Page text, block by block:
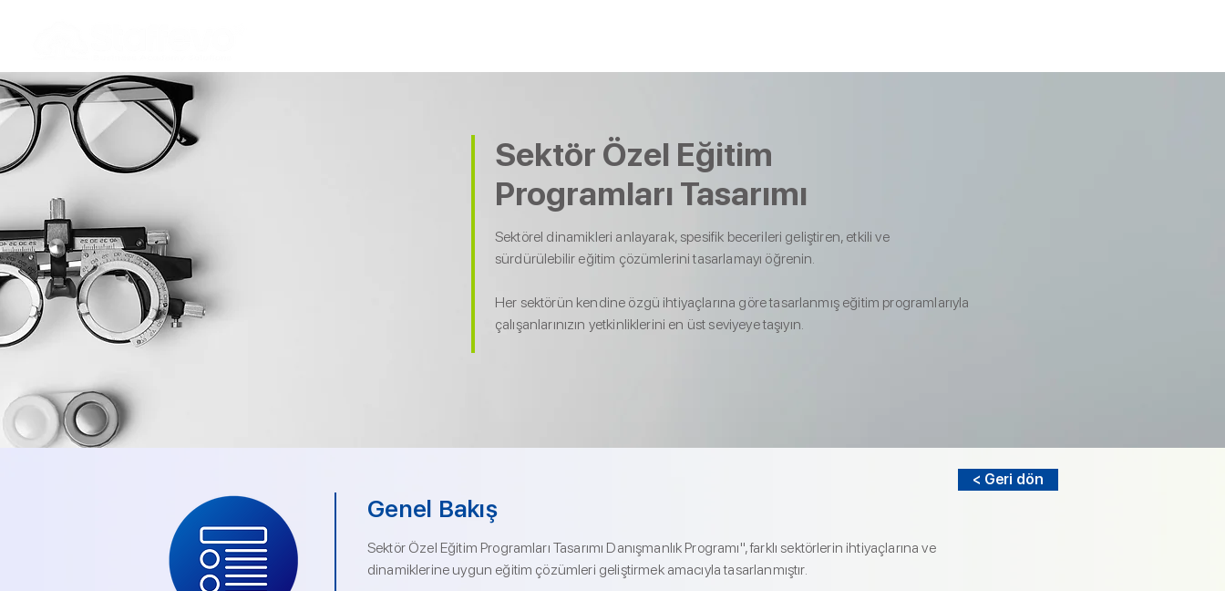
Sektör Özel Eğitim
Programları Tasarımı
Sektörel dinamikleri anlayarak, spesifik becerileri geliştiren, etkili ve
sürdürülebilir eğitim çözümlerini tasarlamayı öğrenin.
Her sektörün kendine özgü ihtiyaçlarına göre tasarlanmış eğitim programlarıyla
çalışanlarınızın yetkinliklerini en üst seviyeye taşıyın.
Genel Bakış
< Geri dön
Sektör Özel Eğitim Programları Tasarımı Danışmanlık Programı", farklı sektörlerin ihtiyaçlarına ve
dinamiklerine uygun eğitim çözümleri geliştirmek amacıyla tasarlanmıştır.